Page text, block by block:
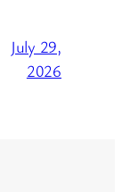
July 29,
2026